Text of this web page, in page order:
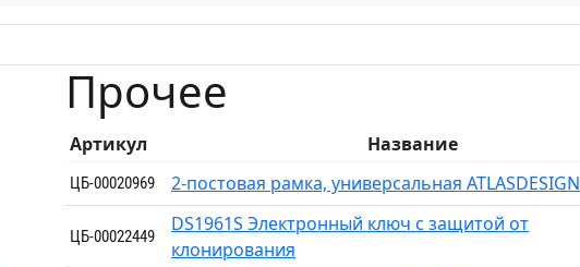
Прочее
Артикул Название
ЦБ-00020969 2-постовая рамка, универсальная ATLASDESIGN
ЦБ-00022449
DS1961S Электронный ключ с защитой от
клонирования